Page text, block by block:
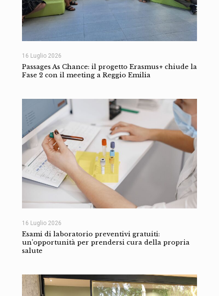
16 Luglio 2026
Passages As Chance: il progetto Erasmus+ chiude la
Fase 2 con il meeting a Reggio Emilia
16 Luglio 2026
Esami di laboratorio preventivi gratuiti:
un’opportunità per prendersi cura della propria
salute